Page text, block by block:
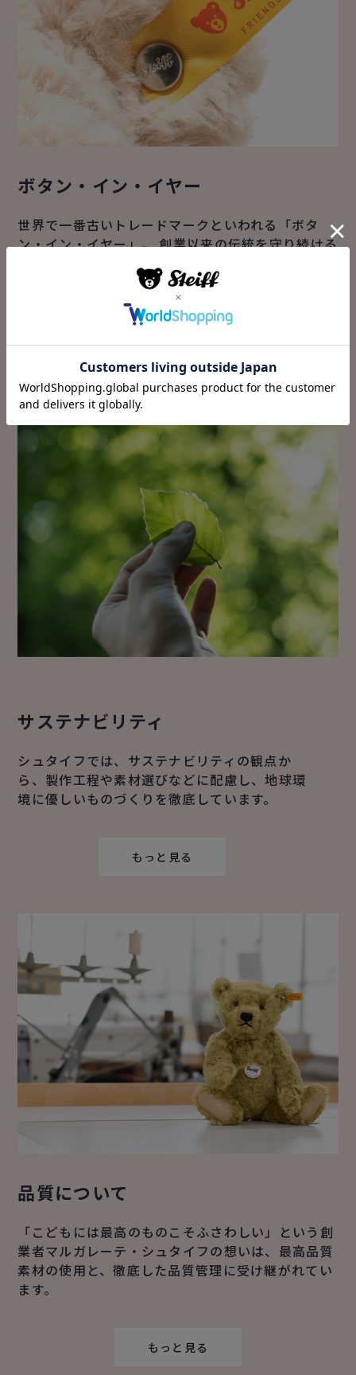
ボタン・イン・イヤー
世界で一番古いトレードマークといわれる「ボタ
ン・イン・イヤー」。 創業以来の伝統を守り続ける
ために、シュタイフの仲間たちには「ボタン・イ
ン・イヤー」と、シュタイフタグが取り付けられま
もっと見る
サステナビリティ
シュタイフでは、サステナビリティの観点か
ら、製作工程や素材選びなどに配慮し、地球環
境に優しいものづくりを徹底しています。
もっと見る
品質について
「こどもには最高のものこそふさわしい」という創
業者マルガレーテ・シュタイフの想いは、最高品質
素材の使用と、徹底した品質管理に受け継がれてい
ます。
もっと見る